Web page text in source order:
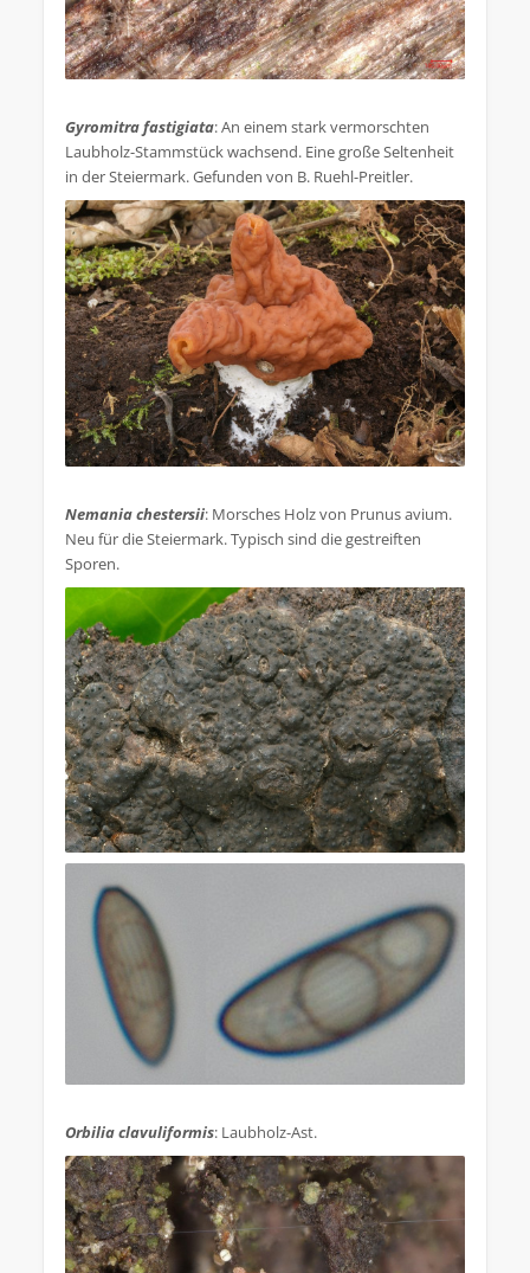
Gyromitra fastigiata: An einem stark vermorschten
Laubholz-Stammstück wachsend. Eine große Seltenheit
in der Steiermark. Gefunden von B. Ruehl-Preitler.
Nemania chestersii: Morsches Holz von Prunus avium.
Neu für die Steiermark. Typisch sind die gestreiften
Sporen.
Orbilia clavuliformis: Laubholz-Ast.